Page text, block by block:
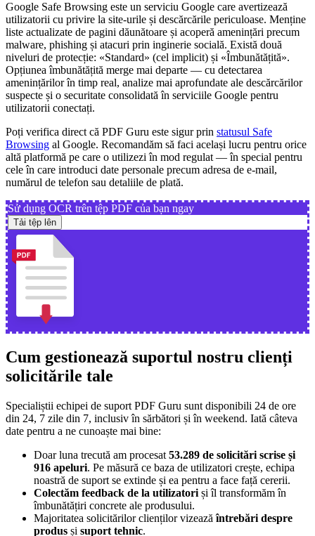
Google Safe Browsing este un serviciu Google care avertizează
utilizatorii cu privire la site-urile și descărcările periculoase. Menține
liste actualizate de pagini dăunătoare și acoperă amenințări precum
malware, phishing și atacuri prin inginerie socială. Există două
niveluri de protecție: «Standard» (cel implicit) și «Îmbunătățită».
Opțiunea îmbunătățită merge mai departe — cu detectarea
amenințărilor în timp real, analize mai aprofundate ale descărcărilor
suspecte și o securitate consolidată în serviciile Google pentru
utilizatorii conectați.
Poți verifica direct că PDF Guru este sigur prin statusul Safe
Browsing al Google. Recomandăm să faci același lucru pentru orice
altă platformă pe care o utilizezi în mod regulat — în special pentru
cele în care introduci date personale precum adresa de e-mail,
numărul de telefon sau detaliile de plată.
Sử dụng OCR trên tệp PDF của bạn ngay
Tải tệp lên
Cum gestionează suportul nostru clienți
solicitările tale
Specialiștii echipei de suport PDF Guru sunt disponibili 24 de ore
din 24, 7 zile din 7, inclusiv în sărbători și în weekend. Iată câteva
date pentru a ne cunoaște mai bine:
Doar luna trecută am procesat 53.289 de solicitări scrise și
916 apeluri. Pe măsură ce baza de utilizatori crește, echipa
noastră de suport se extinde și ea pentru a face față cererii.
Colectăm feedback de la utilizatori și îl transformăm în
îmbunătățiri concrete ale produsului.
Majoritatea solicitărilor clienților vizeazăîntrebări despre
produs și suport tehnic.